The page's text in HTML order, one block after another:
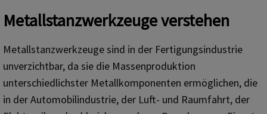
Metallstanzwerkzeuge verstehen
Metallstanzwerkzeuge sind in der Fertigungsindustrie
unverzichtbar, da sie die Massenproduktion
unterschiedlichster Metallkomponenten ermöglichen, die
in der Automobilindustrie, der Luft- und Raumfahrt, der